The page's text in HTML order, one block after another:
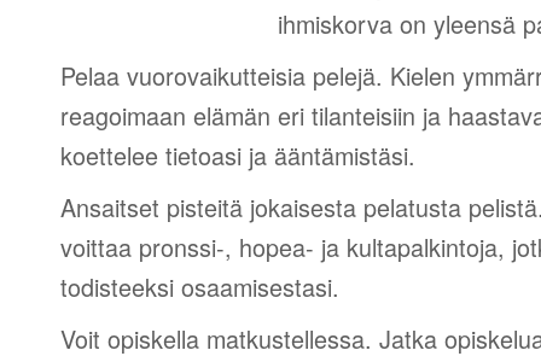
ihmiskorva on yleensä
Pelaa vuorovaikutteisia pelejä. Kielen
reagoimaan elämän eri tilanteisiin ja
koettelee tietoasi ja ääntämistäsi.
Ansaitset pisteitä jokaisesta pelatusta
voittaa pronssi-, hopea- ja kultapalkintoja,
todisteeksi osaamisestasi.
Voit opiskella matkustellessa. Jatka